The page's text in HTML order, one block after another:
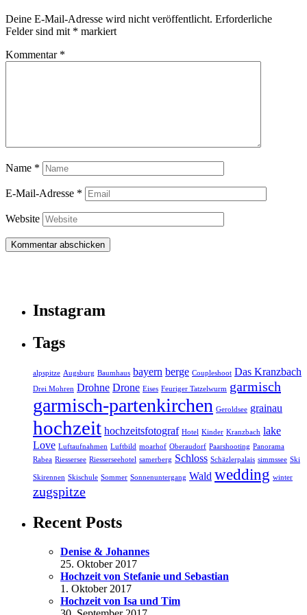
Deine E-Mail-Adresse wird nicht veröffentlicht. Erforderliche
Felder sind mit * markiert
Kommentar *
Name *
E-Mail-Adresse *
Website
Instagram
Tags
alpspitze Augsburg Baumhaus bayern berge Coupleshoot Das Kranzbach
Drei Mohren Drohne Drone Eises Feuriger Tatzelwurm garmisch
garmisch-partenkirchen Geroldsee grainau
hochzeit hochzeitsfotograf Hotel Kinder Kranzbach lake
Love Luftaufnahmen Luftbild moarhof Oberaudorf Paarshooting Panorama
Rabea Riessersee Riesserseehotel samerberg Schloss Schäzlerpalais simmssee Ski
Skirennen Skischule Sommer Sonnenuntergang Wald wedding winter
zugspitze
Recent Posts
Denise & Johannes
25. Oktober 2017
Hochzeit von Stefanie und Sebastian
1. Oktober 2017
Hochzeit von Isa und Tim